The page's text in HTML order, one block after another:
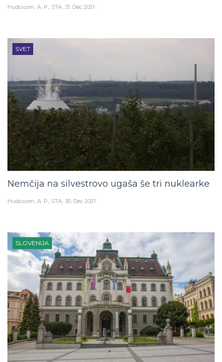
Hudo.com A. P., STA 31. Dec 2021
SVET
Nemčija na silvestrovo ugaša še tri nuklearke
Hudo.com A. P., STA 30. Dec 2021
SLOVENIJA